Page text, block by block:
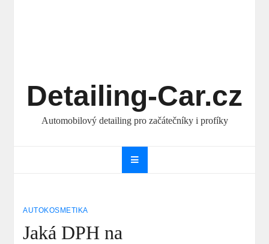
Detailing-Car.cz
Automobilový detailing pro začátečníky i profíky
AUTOKOSMETIKA
Jaká DPH na